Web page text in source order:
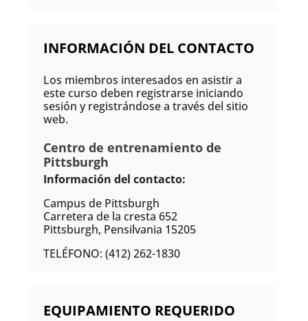
INFORMACIÓN DEL CONTACTO
Los miembros interesados en asistir a
este curso deben registrarse iniciando
sesión y registrándose a través del sitio
web.
Centro de entrenamiento de
Pittsburgh
Información del contacto:
Campus de Pittsburgh
Carretera de la cresta 652
Pittsburgh, Pensilvania 15205
TELÉFONO: (412) 262-1830
EQUIPAMIENTO REQUERIDO